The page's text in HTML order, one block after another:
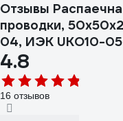
Отзывы
проводки,
04, ИЭК UKO10-
4.8
16 отзывов